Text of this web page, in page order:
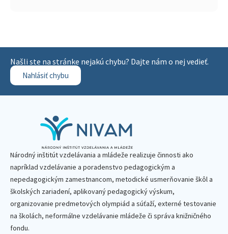
Našli ste na stránke nejakú chybu? Dajte nám o nej vedieť.
Nahlásiť chybu
Národný inštitút vzdelávania a mládeže realizuje činnosti ako
napríklad vzdelávanie a poradenstvo pedagogickým a
nepedagogickým zamestnancom, metodické usmerňovanie škôl a
školských zariadení, aplikovaný pedagogický výskum,
organizovanie predmetových olympiád a súťaží, externé testovanie
na školách, neformálne vzdelávanie mládeže či správa knižničného
fondu.